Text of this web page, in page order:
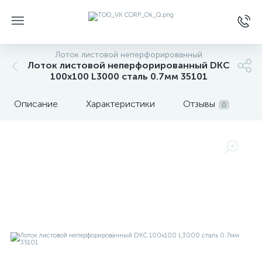
Лоток листовой неперфорированный
Лоток листовой неперфорированный DKC
100х100 L3000 сталь 0.7мм 35101
Описание Характеристики Отзывы 0